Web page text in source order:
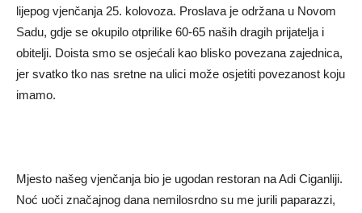
lijepog vjenčanja 25. kolovoza. Proslava je održana u Novom
Sadu, gdje se okupilo otprilike 60-65 naših dragih prijatelja i
obitelji. Doista smo se osjećali kao blisko povezana zajednica,
jer svatko tko nas sretne na ulici može osjetiti povezanost koju
imamo.
Mjesto našeg vjenčanja bio je ugodan restoran na Adi Ciganliji.
Noć uoči značajnog dana nemilosrdno su me jurili paparazzi,